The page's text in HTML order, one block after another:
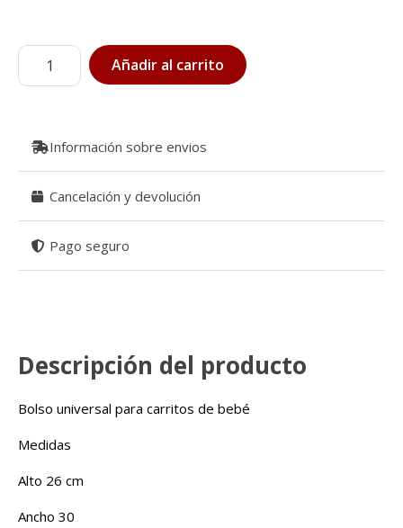
Bolso
Panera
cantidad
Añadir al carrito
Información sobre envios
Cancelación y devolución
Pago seguro
Descripción del producto
Bolso universal para carritos de bebé
Medidas
Alto 26 cm
Ancho 30